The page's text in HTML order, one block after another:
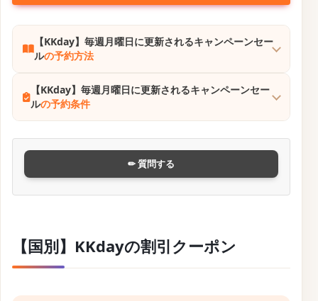
【KKday】毎週月曜日に更新されるキャンペーンセー
ルの予約方法
【KKday】毎週月曜日に更新されるキャンペーンセー
ルの予約条件
✏ 質問する
【国別】KKdayの割引クーポン